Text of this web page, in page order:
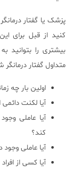
پزشک یا گفتار
کنید از قبل برای
بیشتری را بتوانید
متداول گفتار
اولین بار چه
آیا لکنت
آیا عاملی
کند؟
آیا عاملی
آیا کسی از